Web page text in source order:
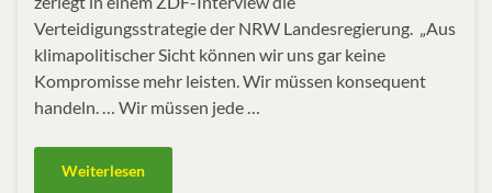
Verteidigungsstrategie der NRW Landesregierung. „Aus
klimapolitischer Sicht können wir uns gar keine
Kompromisse mehr leisten. Wir müssen konsequent
handeln. … Wir müssen jede …
Weiterlesen